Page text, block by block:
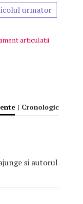
urmator
articulatii
| Cronologic
si autorul